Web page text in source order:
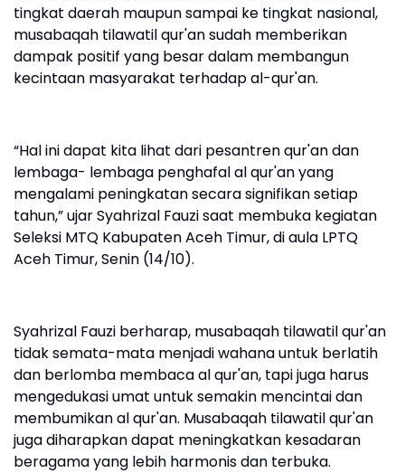
tingkat daerah maupun sampai ke tingkat nasional,
musabaqah tilawatil qur'an sudah memberikan
dampak positif yang besar dalam membangun
kecintaan masyarakat terhadap al-qur'an.
“Hal ini dapat kita lihat dari pesantren qur'an dan
lembaga- lembaga penghafal al qur'an yang
mengalami peningkatan secara signifikan setiap
tahun,” ujar Syahrizal Fauzi saat membuka kegiatan
Seleksi MTQ Kabupaten Aceh Timur, di aula LPTQ
Aceh Timur, Senin (14/10).
Syahrizal Fauzi berharap, musabaqah tilawatil qur'an
tidak semata-mata menjadi wahana untuk berlatih
dan berlomba membaca al qur'an, tapi juga harus
mengedukasi umat untuk semakin mencintai dan
membumikan al qur'an. Musabaqah tilawatil qur'an
juga diharapkan dapat meningkatkan kesadaran
beragama yang lebih harmonis dan terbuka.